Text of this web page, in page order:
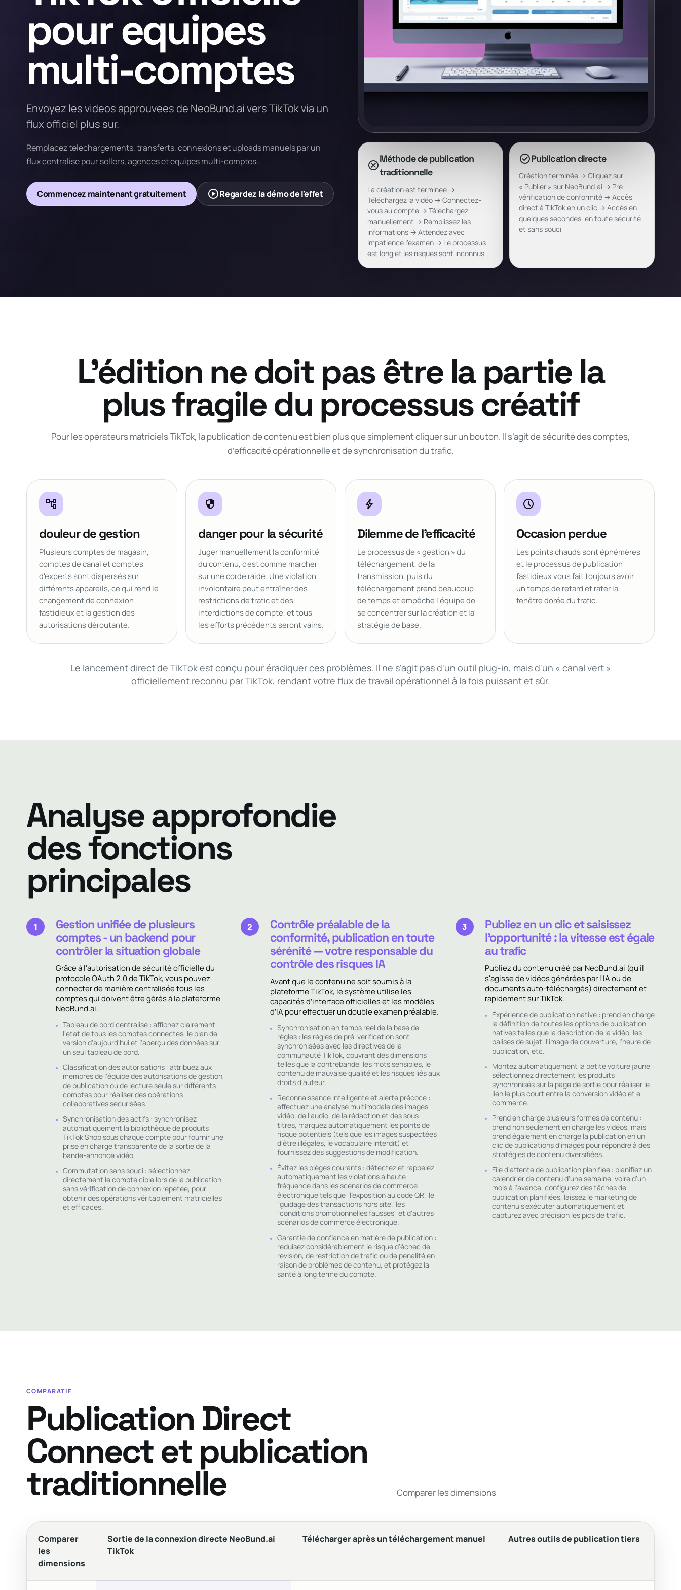
pour equipes
multi-comptes
Envoyez les videos approuvees de NeoBund.ai vers TikTok via un
flux officiel plus sur.
Remplacez telechargements, transferts, connexions et uploads manuels par un
flux centralise pour sellers, agences et equipes multi-comptes.
Commencez maintenant gratuitement play_circleRegardez la démo de l'effet
cancelMéthode de publication
traditionnelle
La création est terminée →
Téléchargez la vidéo → Connectez-
vous au compte → Téléchargez
manuellement → Remplissez les
informations → Attendez avec
impatience l'examen → Le processus
est long et les risques sont inconnus
check_circlePublication directe
Création terminée → Cliquez sur
« Publier » sur NeoBund.ai → Pré-
vérification de conformité → Accès
direct à TikTok en un clic → Accès en
quelques secondes, en toute sécurité
et sans souci
L’édition ne doit pas être la partie la
plus fragile du processus créatif
Pour les opérateurs matriciels TikTok, la publication de contenu est bien plus que simplement cliquer sur un bouton. Il s’agit de sécurité des comptes,
d’efficacité opérationnelle et de synchronisation du trafic.
account_tree
douleur de gestion
Plusieurs comptes de magasin,
comptes de canal et comptes
d'experts sont dispersés sur
différents appareils, ce qui rend le
changement de connexion
fastidieux et la gestion des
autorisations déroutante.
security
danger pour la sécurité
Juger manuellement la conformité
du contenu, c'est comme marcher
sur une corde raide. Une violation
involontaire peut entraîner des
restrictions de trafic et des
interdictions de compte, et tous
les efforts précédents seront vains.
bolt
Dilemme de l'efficacité
Le processus de « gestion » du
téléchargement, de la
transmission, puis du
téléchargement prend beaucoup
de temps et empêche l'équipe de
se concentrer sur la création et la
stratégie de base.
schedule
Occasion perdue
Les points chauds sont éphémères
et le processus de publication
fastidieux vous fait toujours avoir
un temps de retard et rater la
fenêtre dorée du trafic.
Le lancement direct de TikTok est conçu pour éradiquer ces problèmes. Il ne s'agit pas d'un outil plug-in, mais d'un « canal vert »
officiellement reconnu par TikTok, rendant votre flux de travail opérationnel à la fois puissant et sûr.
Analyse approfondie
des fonctions
principales
1
Gestion unifiée de plusieurs
comptes - un backend pour
contrôler la situation globale
Grâce à l'autorisation de sécurité officielle du
protocole OAuth 2.0 de TikTok, vous pouvez
connecter de manière centralisée tous les
comptes qui doivent être gérés à la plateforme
NeoBund.ai.
Tableau de bord centralisé : affichez clairement
l'état de tous les comptes connectés, le plan de
version d'aujourd'hui et l'aperçu des données sur
un seul tableau de bord.
Classification des autorisations : attribuez aux
membres de l'équipe des autorisations de gestion,
de publication ou de lecture seule sur différents
comptes pour réaliser des opérations
collaboratives sécurisées.
Synchronisation des actifs : synchronisez
automatiquement la bibliothèque de produits
TikTok Shop sous chaque compte pour fournir une
prise en charge transparente de la sortie de la
bande-annonce vidéo.
Commutation sans souci : sélectionnez
directement le compte cible lors de la publication,
sans vérification de connexion répétée, pour
obtenir des opérations véritablement matricielles
et efficaces.
2
Contrôle préalable de la
conformité, publication en toute
sérénité — votre responsable du
contrôle des risques IA
Avant que le contenu ne soit soumis à la
plateforme TikTok, le système utilise les
capacités d’interface officielles et les modèles
d’IA pour effectuer un double examen préalable.
Synchronisation en temps réel de la base de
règles : les règles de pré-vérification sont
synchronisées avec les directives de la
communauté TikTok, couvrant des dimensions
telles que la contrebande, les mots sensibles, le
contenu de mauvaise qualité et les risques liés aux
droits d'auteur.
Reconnaissance intelligente et alerte précoce :
effectuez une analyse multimodale des images
vidéo, de l'audio, de la rédaction et des sous-
titres, marquez automatiquement les points de
risque potentiels (tels que les images suspectées
d'être illégales, le vocabulaire interdit) et
fournissez des suggestions de modification.
Évitez les pièges courants : détectez et rappelez
automatiquement les violations à haute
fréquence dans les scénarios de commerce
électronique tels que "l'exposition au code QR", le
"guidage des transactions hors site", les
"conditions promotionnelles fausses" et d'autres
scénarios de commerce électronique.
Garantie de confiance en matière de publication :
réduisez considérablement le risque d'échec de
révision, de restriction de trafic ou de pénalité en
raison de problèmes de contenu, et protégez la
santé à long terme du compte.
3
Publiez en un clic et saisissez
l'opportunité : la vitesse est égale
au trafic
Publiez du contenu créé par NeoBund.ai (qu'il
s'agisse de vidéos générées par l'IA ou de
documents auto-téléchargés) directement et
rapidement sur TikTok.
Expérience de publication native : prend en charge
la définition de toutes les options de publication
natives telles que la description de la vidéo, les
balises de sujet, l'image de couverture, l'heure de
publication, etc.
Montez automatiquement la petite voiture jaune :
sélectionnez directement les produits
synchronisés sur la page de sortie pour réaliser le
lien le plus court entre la conversion vidéo et e-
commerce.
Prend en charge plusieurs formes de contenu :
prend non seulement en charge les vidéos, mais
prend également en charge la publication en un
clic de publications d'images pour répondre à des
stratégies de contenu diversifiées.
File d'attente de publication planifiée : planifiez un
calendrier de contenu d'une semaine, voire d'un
mois à l'avance, configurez des tâches de
publication planifiées, laissez le marketing de
contenu s'exécuter automatiquement et
capturez avec précision les pics de trafic.
COMPARATIF
Publication Direct
Connect et publication
traditionnelle Comparer les dimensions
Comparer
les
dimensions
Sortie de la connexion directe NeoBund.ai
TikTok
Télécharger après un téléchargement manuel Autres outils de publication tiers